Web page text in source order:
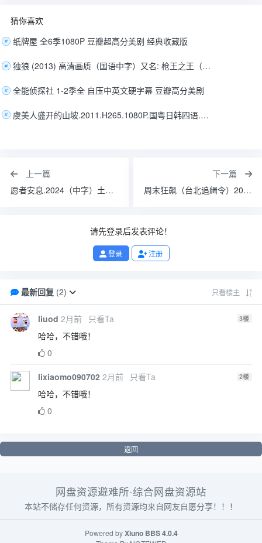
猜你喜欢
纸牌屋 全6季1080P 豆瓣超高分美剧 经典收藏版
独狼 (2013) 高清画质（国语中字）又名: 枪王之王（8.9GB）主演: 祖峰 / 颜丹晨 / 史光辉
全能侦探社 1-2季全 自压中英文硬字幕 豆瓣高分美剧
虞美人盛开的山坡.2011.H265.1080P.国粤日韩四语.中日特效字幕
上一篇
愿者安息.2024（中字）土耳其炸裂的丧尸爱情
下一篇
周末狂飙（台北追緝令）2024（4K+1080P）中字
请先登录后发表评论！
登录 注册
最新回复(2) 只看楼主
liuod 2月前 只看Ta 3楼
哈哈，不错哦！
0
lixiaomo090702 2月前 只看Ta 2楼
哈哈，不错哦！
0
返回
网盘资源避难所-综合网盘资源站
本站不储存任何资源，所有资源均来自网友自愿分享！！！
Powered byXiuno BBS4.0.4